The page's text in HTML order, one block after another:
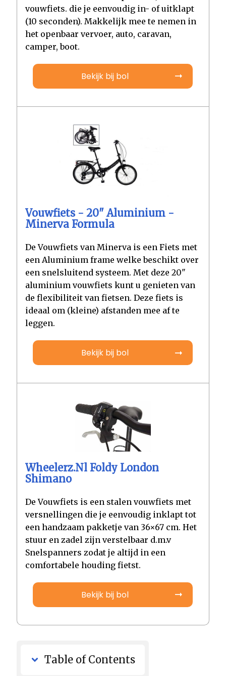
vouwfiets. die je eenvoudig in- of uitklapt
(10 seconden). Makkelijk mee te nemen in
het openbaar vervoer, auto, caravan,
camper, boot.
Bekijk bij bol
Vouwfiets - 20" Aluminium -
Minerva Formula
De Vouwfiets van Minerva is een Fiets met
een Aluminium frame welke beschikt over
een snelsluitend systeem. Met deze 20"
aluminium vouwfiets kunt u genieten van
de flexibiliteit van fietsen. Deze fiets is
ideaal om (kleine) afstanden mee af te
leggen.
Bekijk bij bol
Wheelerz.nl Foldy London
Shimano
De Vouwfiets is een stalen vouwfiets met
versnellingen die je eenvoudig inklapt tot
een handzaam pakketje van 36×67 cm. Het
stuur en zadel zijn verstelbaar d.m.v
Snelspanners zodat je altijd in een
comfortabele houding fietst.
Bekijk bij bol
Table of Contents